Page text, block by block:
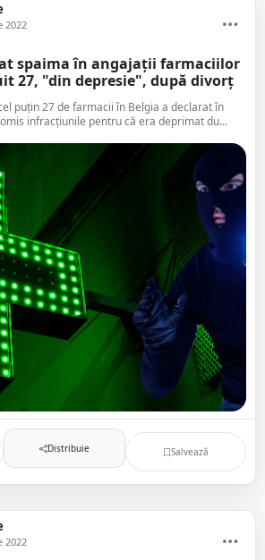
2022
spaima în angajații farmaciilor
27, "din depresie", după divorț
puțin 27 de farmacii în Belgia a declarat în
infracțiunile pentru că era deprimat du...
Distribuie Salvează
2022